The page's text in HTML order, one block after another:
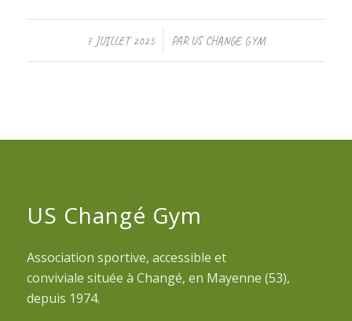
7 JUILLET 2025
/ PAR US CHANGE GYM
US Changé Gym
Association sportive, accessible et
conviviale située à Changé, en Mayenne (53),
depuis 1974.